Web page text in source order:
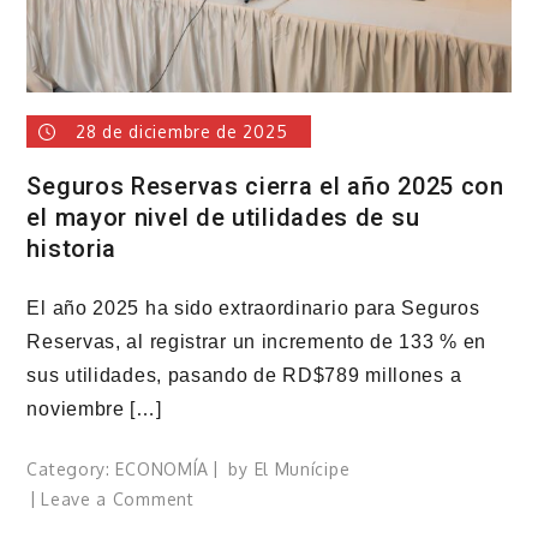
28 de diciembre de 2025
Seguros Reservas cierra el año 2025 con
el mayor nivel de utilidades de su
historia
El año 2025 ha sido extraordinario para Seguros
Reservas, al registrar un incremento de 133 % en
sus utilidades, pasando de RD$789 millones a
noviembre […]
Category: ECONOMÍA by El Munícipe
Leave a Commenton